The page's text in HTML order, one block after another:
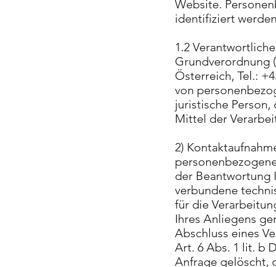
Website.
identifiziert
1.2
Grundverordnung
Österreich, Tel.:
von
juristische
Mittel der
2)
der Beantwortung
verbundene
für die
Ihres Anliegens
Abschluss eines
Art. 6 Abs. 1 lit. b
Anfrage gelöscht,